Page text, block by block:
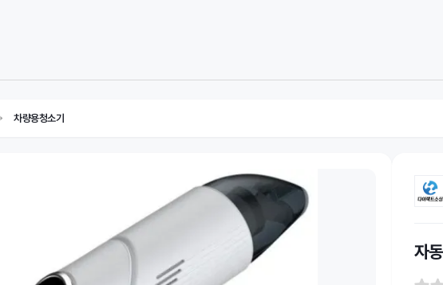
차량용청소기
자